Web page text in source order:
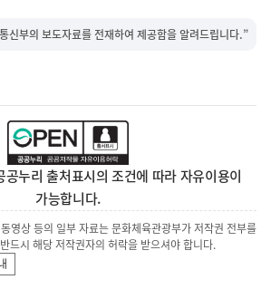
신부의 보도자료를 전재하여 제공함을 알려드립니다.”
누리 출처표시의 조건에 따라 자유이용이
가능합니다.
영상 등의 일부 자료는 문화체육관광부가 저작권 전부를
드시 해당 저작권자의 허락을 받으셔야 합니다.